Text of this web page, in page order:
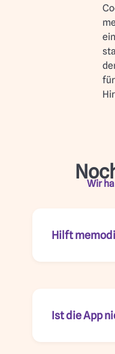
Wir
Hilft
Ist die App